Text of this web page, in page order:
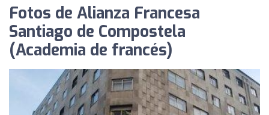
Fotos de Alianza Francesa
Santiago de Compostela
(Academia de francés)